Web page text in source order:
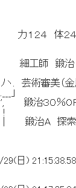
８ 技４２
師 鍛治
金属）
OFF 細工
治A 探索A
日) 21:15:38.58